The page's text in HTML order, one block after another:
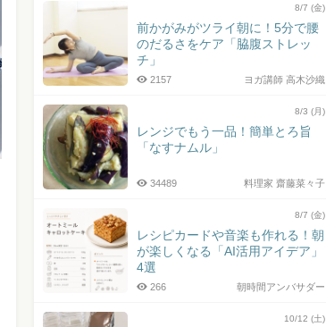
8/7 (金)
前かがみがツライ朝に！5分で腰
のだるさをケア「脇腹ストレッ
チ」
ヨガ講師 高木沙織
2157
8/3 (月)
レンジでもう一品！簡単とろ旨
「なすナムル」
料理家 齋藤菜々子
34489
8/7 (金)
レシピカードや音楽も作れる！朝
が楽しくなる「AI活用アイデア」
4選
朝時間アンバサダー
266
10/12 (土)